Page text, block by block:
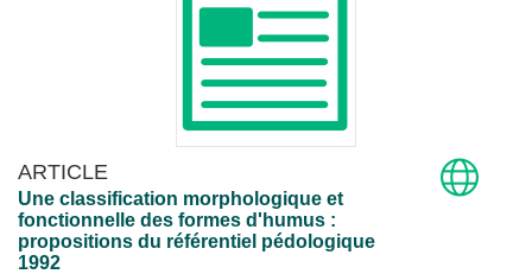
ARTICLE
Une classification morphologique et
fonctionnelle des formes d'humus :
propositions du référentiel pédologique
1992